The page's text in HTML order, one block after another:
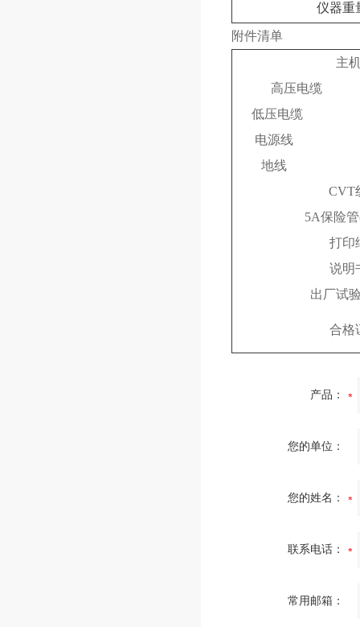
仪器重
附件清单
主
高压电缆
低压电缆
电源线
地线
CVT
5A保险
打印
说明
出厂试
合格
产品：
您的单位：
您的姓名：
联系电话：
常用邮箱：